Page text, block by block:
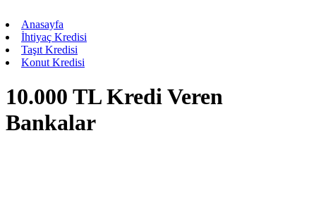
Anasayfa
İhtiyaç Kredisi
Taşıt Kredisi
Konut Kredisi
10.000 TL Kredi Veren
Bankalar